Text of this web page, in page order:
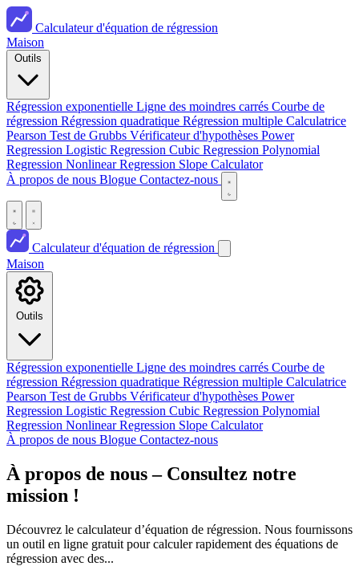
Calculateur d'équation de régression
Maison
Régression exponentielle Ligne des moindres carrés Courbe de
régression Régression quadratique Régression multiple Calculatrice
Pearson Test de Grubbs Vérificateur d'hypothèses Power
Regression Logistic Regression Cubic Regression Polynomial
Regression Nonlinear Regression Slope Calculator
À propos de nous Blogue Contactez-nous
Calculateur d'équation de régression
Maison
Outils
Régression exponentielle Ligne des moindres carrés Courbe de
régression Régression quadratique Régression multiple Calculatrice
Pearson Test de Grubbs Vérificateur d'hypothèses Power
Regression Logistic Regression Cubic Regression Polynomial
Regression Nonlinear Regression Slope Calculator
À propos de nous Blogue Contactez-nous
À propos de nous – Consultez notre
mission !
Découvrez le calculateur d’équation de régression. Nous fournissons
un outil en ligne gratuit pour calculer rapidement des équations de
régression avec des...